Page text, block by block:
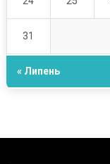
31
« Липень